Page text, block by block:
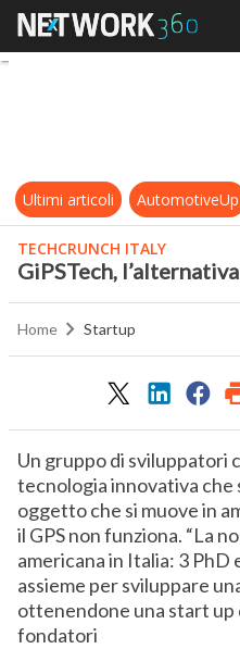
Ultimi articoli AutomotiveUp
TECHCRUNCH ITALY
GiPSTech,
Home Startup
Un gruppo di sviluppatori
tecnologia innovativa che
oggetto che si muove in
il GPS non funziona. “La
americana in Italia: 3
assieme per sviluppare
ottenendone una start up
fondatori